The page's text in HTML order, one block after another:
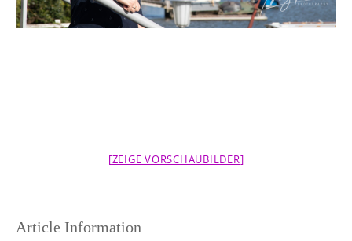
[ZEIGE VORSCHAUBILDER]
Article Information